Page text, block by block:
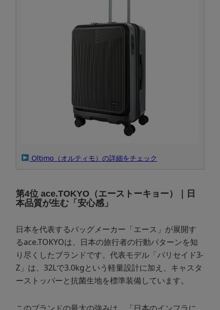
Oltimo（オルティモ）の詳細をチェック
第4位 ace.TOKYO（エーストーキョー）｜日
本品質が生む「安心感」
日本を代表するバッグメーカー「エース」が展開す
るace.TOKYOは、日本の旅行者の行動パターンを知
り尽くしたブランドです。代表モデル「パリセイド3-
Z」は、32Lで3.0kgという軽量設計に加え、キャスタ
ーストッパーと抗菌生地を標準装備しています。